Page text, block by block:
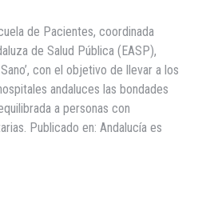
de Pacientes, coordinada
de Salud Pública (EASP),
con el objetivo de llevar a los
andaluces las bondades
a personas con
Publicado en: Andalucía es